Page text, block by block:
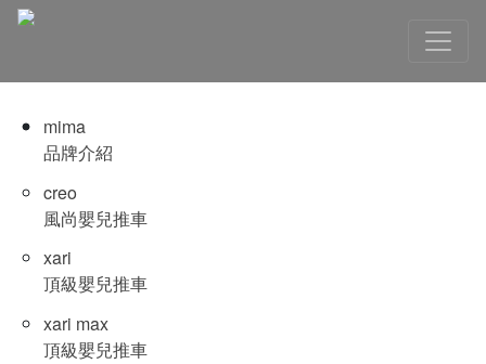
mima
品牌介紹
creo
風尚嬰兒推車
xari
頂級嬰兒推車
xari max
頂級嬰兒推車